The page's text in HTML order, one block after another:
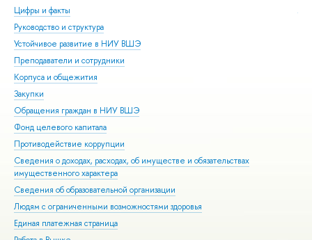
Цифры и факты
Руководство и структура
Устойчивое развитие в НИУ ВШЭ
Преподаватели и сотрудники
Корпуса и общежития
Закупки
Обращения граждан в НИУ ВШЭ
Фонд целевого капитала
Противодействие коррупции
Сведения о доходах, расходах, об имуществе и обязательствах
имущественного характера
Сведения об образовательной организации
Людям с ограниченными возможностями здоровья
Единая платежная страница